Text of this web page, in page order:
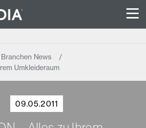
Branchen News
Umkleideraum
09.05.2011